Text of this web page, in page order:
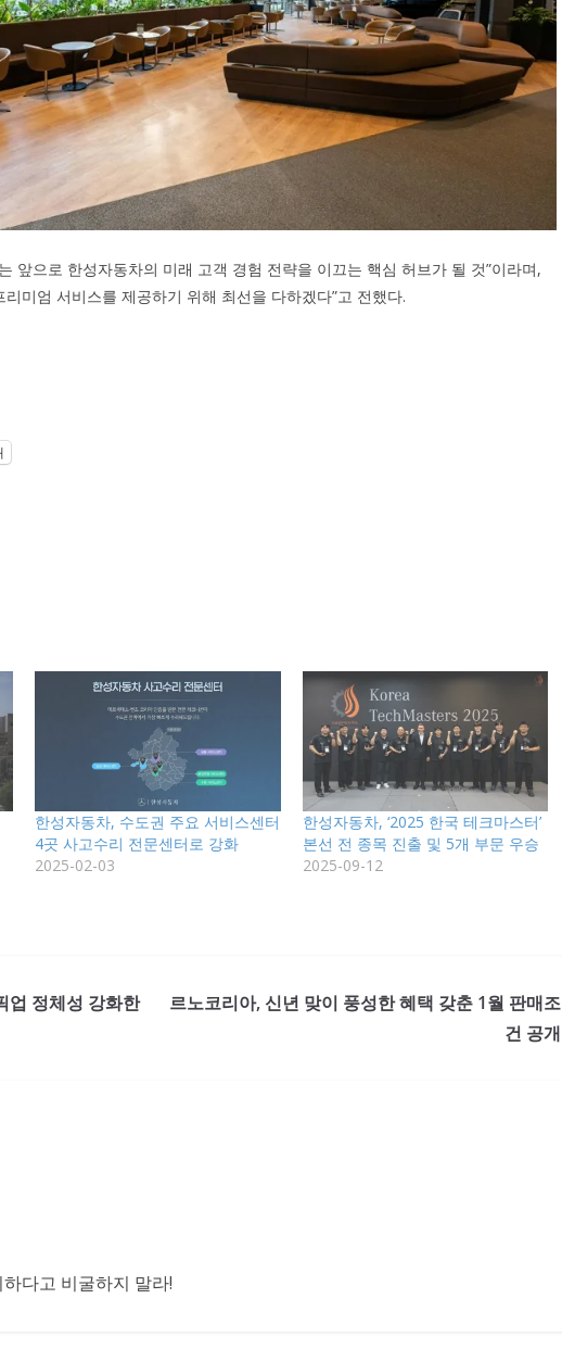
앞으로 한성자동차의 미래 고객 경험 전략을 이끄는 핵심 허브가 될 것”이라며,
미엄 서비스를 제공하기 위해 최선을 다하겠다”고 전했다.
한성자동차, 수도권 주요 서비스센터
4곳 사고수리 전문센터로 강화
2025-02-03
한성자동차, ‘2025 한국 테크마스터’
본선 전 종목 진출 및 5개 부문 우승
2025-09-12
업 정체성 강화한
르노코리아, 신년 맞이 풍성한 혜택 갖춘 1월 판매조
건 공개
다고 비굴하지 말라!